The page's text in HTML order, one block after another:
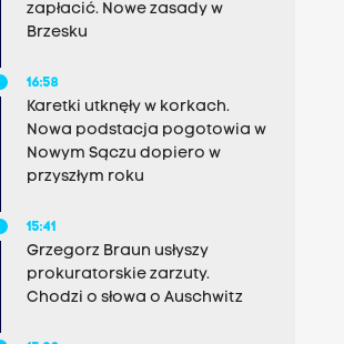
zapłacić. Nowe zasady w
Brzesku
16:58
Karetki utknęły w korkach.
Nowa podstacja pogotowia w
Nowym Sączu dopiero w
przyszłym roku
15:41
Grzegorz Braun usłyszy
prokuratorskie zarzuty.
Chodzi o słowa o Auschwitz